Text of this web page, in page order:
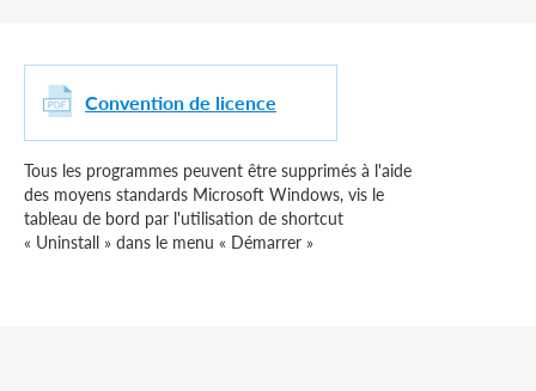
Convention de licence
Tous les programmes peuvent être supprimés à l'aide
des moyens standards Microsoft Windows, vis le
tableau de bord par l'utilisation de shortcut
« Uninstall » dans le menu « Démarrer »